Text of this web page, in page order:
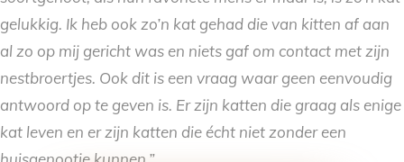
gelukkig. Ik heb ook zo’n kat gehad die van kitten af aan
al zo op mij gericht was en niets gaf om contact met zijn
nestbroertjes. Ook dit is een vraag waar geen eenvoudig
antwoord op te geven is. Er zijn katten die graag als enige
kat leven en er zijn katten die écht niet zonder een